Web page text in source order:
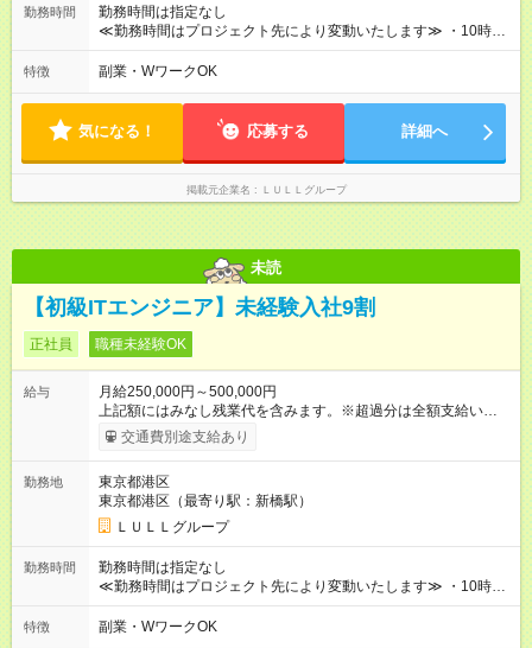
績賞与あり ◤スキルアップも、収入アップも。◢ 入社後の成長
や頑張りは、しっかり給与で還元しています。 実際にほぼ全員
上アップした社員も。 エンジニアへの還元率は業界高水準の
87％。 スキルを磨いた分だけ、収入アップも目指せる環境で
す！ 【試用期間】試用期間あり 試用期間の長さ：6ヶ月 ※ 雇用
形態と給与に、本採用時と異なる部分があります。 雇用形態：
中途採用（契約社員） 給与：月給 230,000円以上 上記額にはみ
なし残業代を含みます。※超過分は全額支給いたします。 みな
別途支給いたします ※研修期間中（最大12ヶ月間）も、試用期
勤務時間
勤務時間は指定なし
≪勤務時間はプロジェクト先により変動いたします≫ ・10時00
分～19時00分（休憩1時間） ・9時00分～18時00分（休憩1時
間） ＼平日夜も、ちゃんと「自分時間」がつくれます／ 残業は
やサウナなど、 趣味の時間を楽しむ社員も多くいます◎
特徴 副業・WワークOK
気になる！ 応募する 詳細へ
掲載元企業名 ＬＵＬＬグループ
未読
【初級ITエンジニア】未経験入社9割
正社員 職種未経験OK
給与
月給250,000円～500,000円
上記額にはみなし残業代を含みます。※超過分は全額支給いたし
ます。 みなし残業代 21,675円／月 みなし残業時間 12時間／月 -
------------------------------------------------------- ≪経験者の方は以下と
万円～＋業績賞与＋交通費＋各種手当 ※固定残業代（30時間/6
万6，610円分）を含む。超過分は追加支給いたします 能力やス
キルを考慮し初任給を決定。経験者の方は前給考慮も可能で
す！ ◎昇給年1回（研修終了後） ◎賞与年2回（2月・8月）＋業
績賞与あり ◤スキルアップも、収入アップも。◢ 入社後の成長
や頑張りは、しっかり給与で還元しています。 実際にほぼ全員
上アップした社員も。 エンジニアへの還元率は業界高水準の
87％。 スキルを磨いた分だけ、収入アップも目指せる環境で
交通費別途支給あり
勤務地
東京都港区
東京都港区（最寄り駅：新橋駅）
ＬＵＬＬグループ
勤務時間
勤務時間は指定なし
≪勤務時間はプロジェクト先により変動いたします≫ ・10時00
分～19時00分（休憩1時間） ・9時00分～18時00分（休憩1時
間） ＼平日夜も、ちゃんと「自分時間」がつくれます／ 残業は
特徴 副業・WワークOK